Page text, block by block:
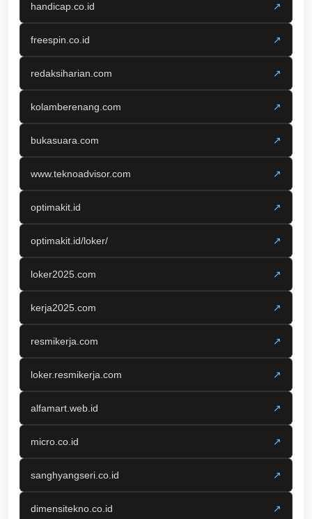
handicap.co.id ↗
freespin.co.id ↗
redaksiharian.com ↗
kolamberenang.com ↗
bukasuara.com ↗
www.teknoadvisor.com ↗
optimakit.id ↗
optimakit.id/loker/ ↗
loker2025.com ↗
kerja2025.com ↗
resmikerja.com ↗
loker.resmikerja.com ↗
alfamart.web.id ↗
micro.co.id ↗
sanghyangseri.co.id ↗
dimensitekno.co.id ↗